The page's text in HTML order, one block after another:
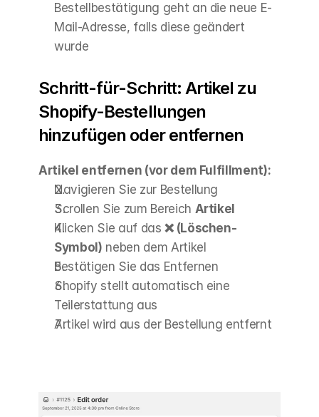
Bestellbestätigung geht an die neue E-
Mail-Adresse, falls diese geändert
wurde
Schritt-für-Schritt: Artikel zu
Shopify-Bestellungen
hinzufügen oder entfernen
Artikel entfernen (vor dem Fulfillment):
Navigieren Sie zur Bestellung
Scrollen Sie zum Bereich Artikel
Klicken Sie auf das ❌ (Löschen-
Symbol) neben dem Artikel
Bestätigen Sie das Entfernen
Shopify stellt automatisch eine
Teilerstattung aus
Artikel wird aus der Bestellung entfernt